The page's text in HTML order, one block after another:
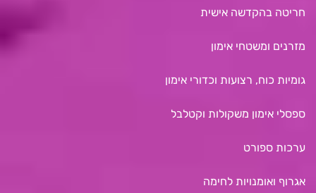
חריטה בהקדשה אישית
מזרנים ומשטחי אימון
גומיות כוח, רצועות וכדורי אימון
ספסלי אימון משקולות וקטלבל
ערכות ספורט
אגרוף ואומנויות לחימה